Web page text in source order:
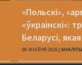
«Польскі»,
«ўкраінскі»:
Беларусі,
08 ЖНІЎНЯ 2026